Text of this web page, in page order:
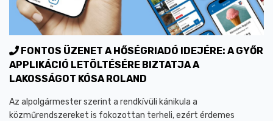
FONTOS ÜZENET A HŐSÉGRIADÓ IDEJÉRE: A GYŐR
APPLIKÁCIÓ LETÖLTÉSÉRE BIZTATJA A
LAKOSSÁGOT KÓSA ROLAND
Az alpolgármester szerint a rendkívüli kánikula a
közműrendszereket is fokozottan terheli, ezért érdemes